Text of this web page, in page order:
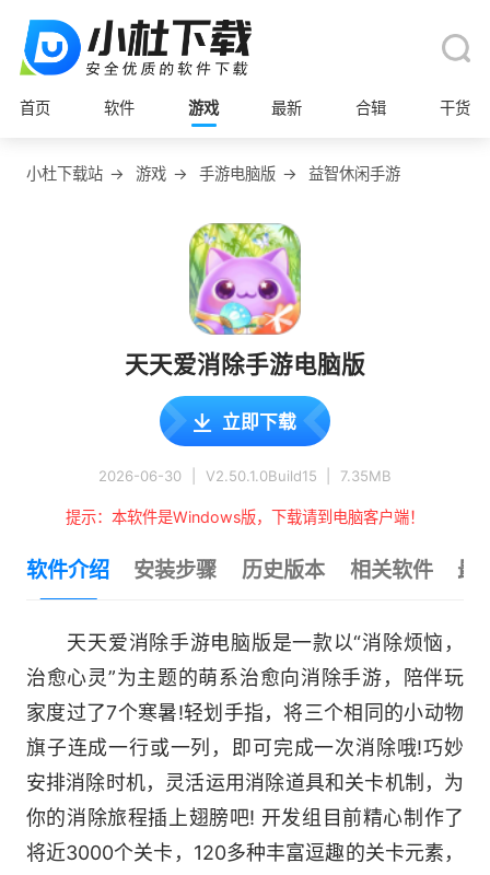
首页 软件 游戏 最新 合辑 干货
小杜下载站 → 游戏 → 手游电脑版 → 益智休闲手游
天天爱消除手游电脑版
立即下载
2026-06-30 V2.50.1.0Build15 7.35MB
提示：本软件是Windows版，下载请到电脑客户端！
软件介绍 安装步骤 历史版本 相关软件 最
天天爱消除手游电脑版是一款以“消除烦恼，
治愈心灵”为主题的萌系治愈向消除手游，陪伴玩
家度过了7个寒暑!轻划手指，将三个相同的小动物
旗子连成一行或一列，即可完成一次消除哦!巧妙
安排消除时机，灵活运用消除道具和关卡机制，为
你的消除旅程插上翅膀吧! 开发组目前精心制作了
将近3000个关卡，120多种丰富逗趣的关卡元素，